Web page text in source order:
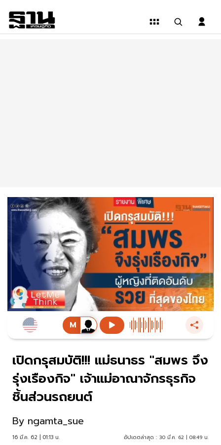
เปิดกรุสมบัติ!!! แม่ธนาธร "สมพร จึง
รุ่งเรืองกิจ" เจ้าแม่อาณาจักรธุรกิจ
ชิ้นส่วนรถยนต์
By ngamta_sue
16 มี.ค. 62 | 01:13 น. อัปเดตล่าสุด : 30 มี.ค. 62 | 08:49 น.